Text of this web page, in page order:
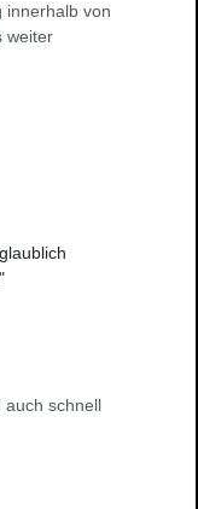
innerhalb von
weiter
auch schnell